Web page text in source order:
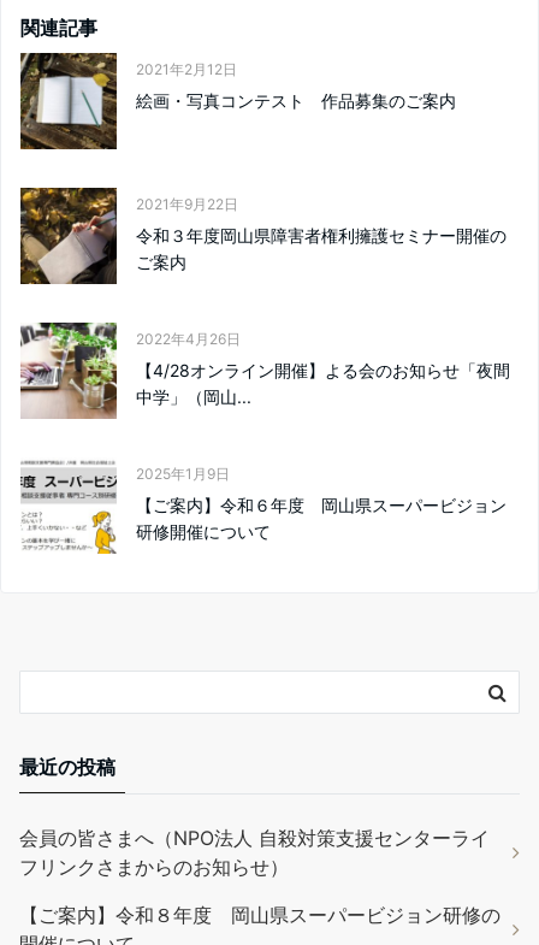
関連記事
2021年2月12日
絵画・写真コンテスト 作品募集のご案内
2021年9月22日
令和３年度岡山県障害者権利擁護セミナー開催の
ご案内
2022年4月26日
【4/28オンライン開催】よる会のお知らせ「夜間
中学」（岡山...
2025年1月9日
【ご案内】令和６年度 岡山県スーパービジョン
研修開催について
最近の投稿
会員の皆さまへ（NPO法人 自殺対策支援センターライ
フリンクさまからのお知らせ）
【ご案内】令和８年度 岡山県スーパービジョン研修の